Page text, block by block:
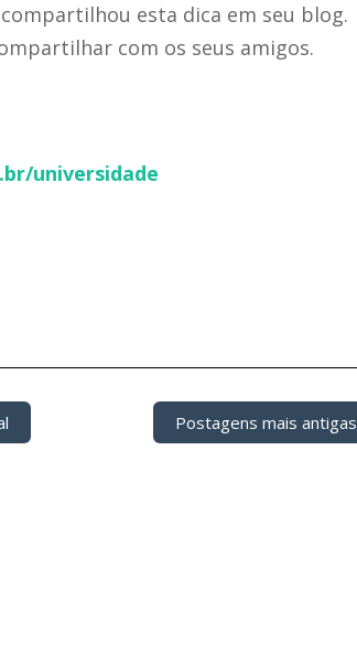
esta dica em seu blog.
com os seus amigos.
universidade
Postagens mais antigas